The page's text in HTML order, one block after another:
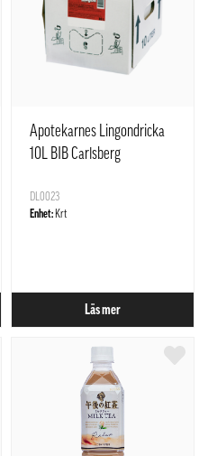
Apotekarnes Lingondricka
10L BIB Carlsberg
DL0023
Enhet: Krt
Läs mer